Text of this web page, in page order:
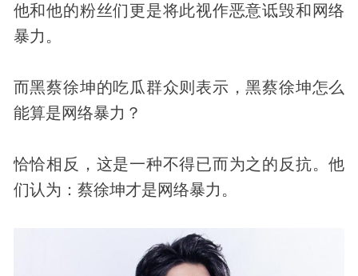
他和他的粉丝们更是将此视作恶意诋毁和网络
暴力。
而黑蔡徐坤的吃瓜群众则表示，黑蔡徐坤怎么
能算是网络暴力？
恰恰相反，这是一种不得已而为之的反抗。他
们认为：蔡徐坤才是网络暴力。